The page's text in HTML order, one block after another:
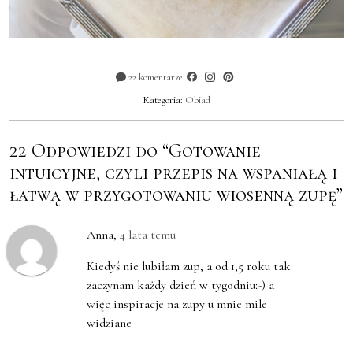
22 komentarze
Kategoria: Obiad
22 Odpowiedzi do “Gotowanie
intuicyjne, czyli przepis na wspaniałą i
łatwą w przygotowaniu wiosenną zupę”
Anna, 4 lata temu
Kiedyś nie lubiłam zup, a od 1,5 roku tak
zaczynam każdy dzień w tygodniu:-) a
więc inspiracje na zupy u mnie mile
widziane